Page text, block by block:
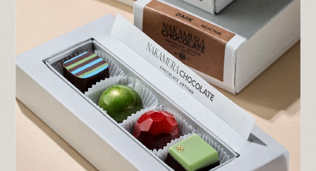
日頃よりNakamura Chocolateをご愛顧頂き
誠にありがとうございます。
原材料等、価格の高騰に伴いまして大変恐縮
ではございますが、 2024年12月3日（火）
より商品の価格を見直させて頂く事になりま
した。
何卒ご理解を賜りますようお願い申し上げま
す。
今後もお客様にご満足いただける商品の開発
及びサービスの更なる向上に努めて参りま
す。引き続きご愛顧賜りますようよろしくお
願い申し上げます。